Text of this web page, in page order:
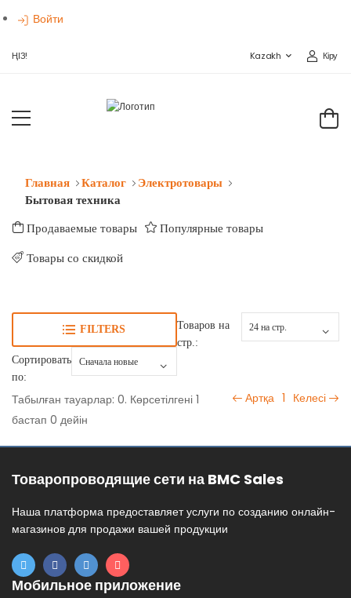
Войти
Kazakh Кіру
Главная Каталог
Электротовары
Бытовая техника
Продаваемые товары Популярные товары
Товары со скидкой
FILTERS
Сортировать
по:
Товаров на
стр.:
Табылған тауарлар: 0. Көрсетілгені 1
бастап 0 дейін
Артқа 1 Келесі
Товаропроводящие сети на BMC Sales
Наша платформа предоставляет услуги по созданию онлайн-
магазинов для продажи вашей продукции
Мобильное приложение